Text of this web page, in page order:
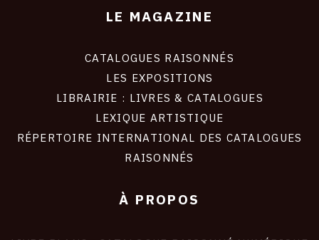
LE MAGAZINE
CATALOGUES RAISONNÉS
LES EXPOSITIONS
LIBRAIRIE : LIVRES & CATALOGUES
LEXIQUE ARTISTIQUE
RÉPERTOIRE INTERNATIONAL DES CATALOGUES
RAISONNÉS
À PROPOS